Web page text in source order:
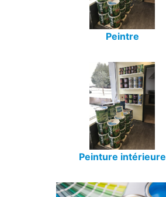
Peintre
Peinture intérieure